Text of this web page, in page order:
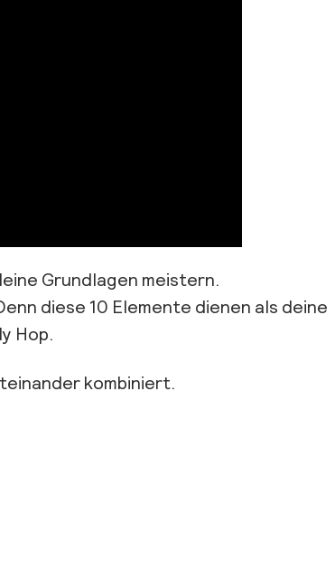
Grundlagen meistern.
diese 10 Elemente dienen als deine
Hop.
kombiniert.